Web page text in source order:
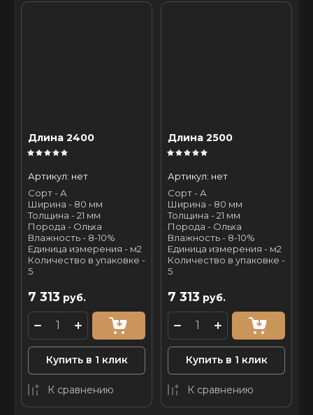
Длина 2400
Артикул: нет
Сорт - А
Ширина - 80 мм
Толщина - 21 мм
Порода - Ольха
Влажность - 8-10%
Единица измерения - м2
Количество в упаковке -
5
7 313 руб.
Купить в 1 клик
К сравнению
Длина 2500
Артикул: нет
Сорт - А
Ширина - 80 мм
Толщина - 21 мм
Порода - Ольха
Влажность - 8-10%
Единица измерения - м2
Количество в упаковке -
5
7 313 руб.
Купить в 1 клик
К сравнению